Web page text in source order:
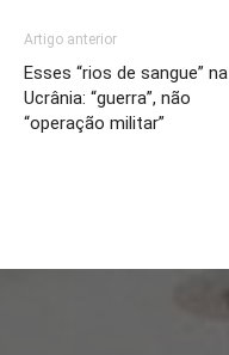
Artigo anterior
Esses “rios de sangue” na
Ucrânia: “guerra”, não
“operação militar”